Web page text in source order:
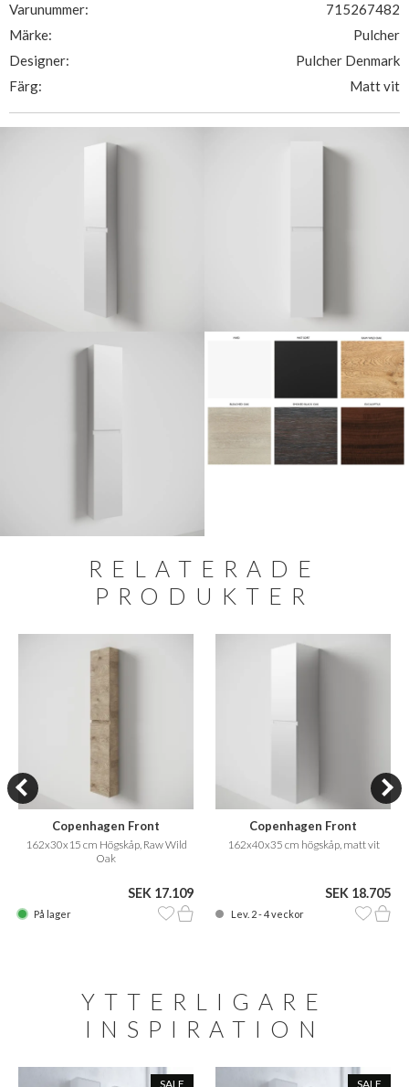
Varunummer:
715267482
Märke:
Pulcher
Designer:
Pulcher Denmark
Färg:
Matt vit
RELATERADE
PRODUKTER
Copenhagen Front
162x30x15 cm Högskåp, Raw Wild
Oak
SEK 17.109
På lager
Copenhagen Front
162x40x35 cm högskåp, matt vit
SEK 18.705
Lev. 2 - 4 veckor
YTTERLIGARE
INSPIRATION
SALE SALE